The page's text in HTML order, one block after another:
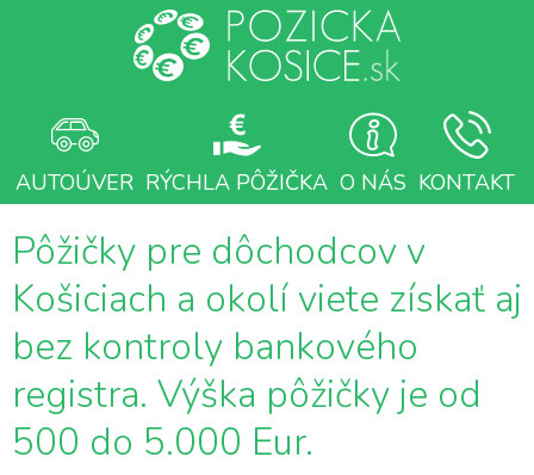
AUTOÚVER RÝCHLA PÔŽIČKA O NÁS KONTAKT
Pôžičky pre dôchodcov v
Košiciach a okolí viete získať aj
bez kontroly bankového
registra. Výška pôžičky je od
500 do 5.000 Eur.